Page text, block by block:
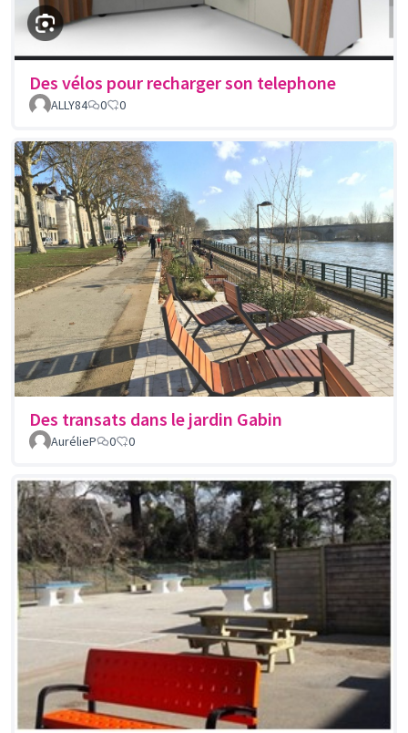
Des vélos pour recharger son telephone
ALLY84 0 0
Des transats dans le jardin Gabin
AurélieP 0 0